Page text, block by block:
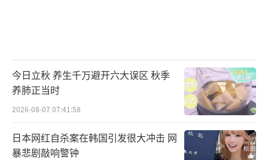
指令、高效整合资源、坚守商业初心，才是新
生代创业者扎根跨境赛道、长久立足的核心底
气。（责任编辑：zhangxiaohua）
今日立秋 养生千万避开六大误区 秋季
养肺正当时
2026-08-07 07:41:58
日本网红自杀案在韩国引发很大冲击 网
暴悲剧敲响警钟